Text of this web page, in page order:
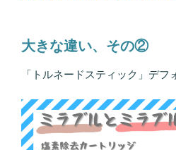
大きな違い、その②
「トルネードスティック」デフ